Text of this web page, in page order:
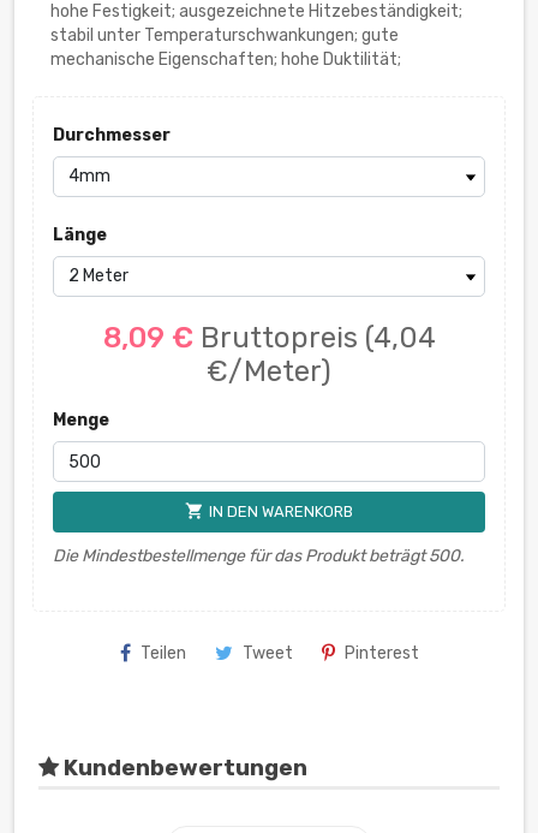
hohe Festigkeit; ausgezeichnete Hitzebeständigkeit;
stabil unter Temperaturschwankungen; gute
mechanische Eigenschaften; hohe Duktilität;
Durchmesser
Länge
8,09 € Bruttopreis (4,04
€/Meter)
Menge
shopping_cart IN DEN WARENKORB
Die Mindestbestellmenge für das Produkt beträgt 500.
Teilen Tweet Pinterest
Kundenbewertungen